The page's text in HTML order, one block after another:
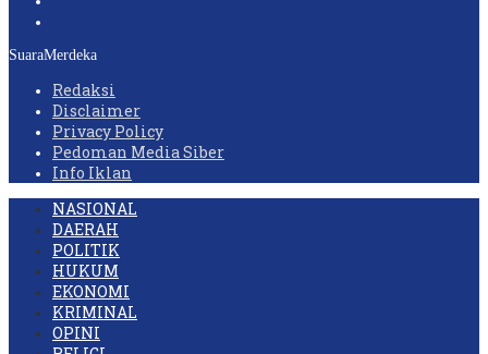
SuaraMerdeka
Redaksi
Disclaimer
Privacy Policy
Pedoman Media Siber
Info Iklan
NASIONAL
DAERAH
POLITIK
HUKUM
EKONOMI
KRIMINAL
OPINI